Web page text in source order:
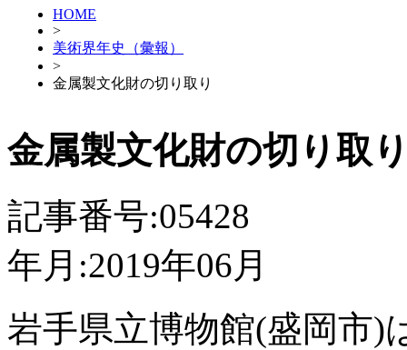
HOME
>
美術界年史（彙報）
>
金属製文化財の切り取り
金属製文化財の切り取
記事番号:05428
年月:2019年06月
岩手県立博物館(盛岡市)